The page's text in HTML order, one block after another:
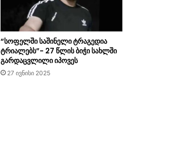
“სოფელში საშინელი ტრაგედია
ტრიალებს”- 27 წლის ბიჭი სახლში
გარდაცვლილი იპოვეს
27 ივნისი 2025